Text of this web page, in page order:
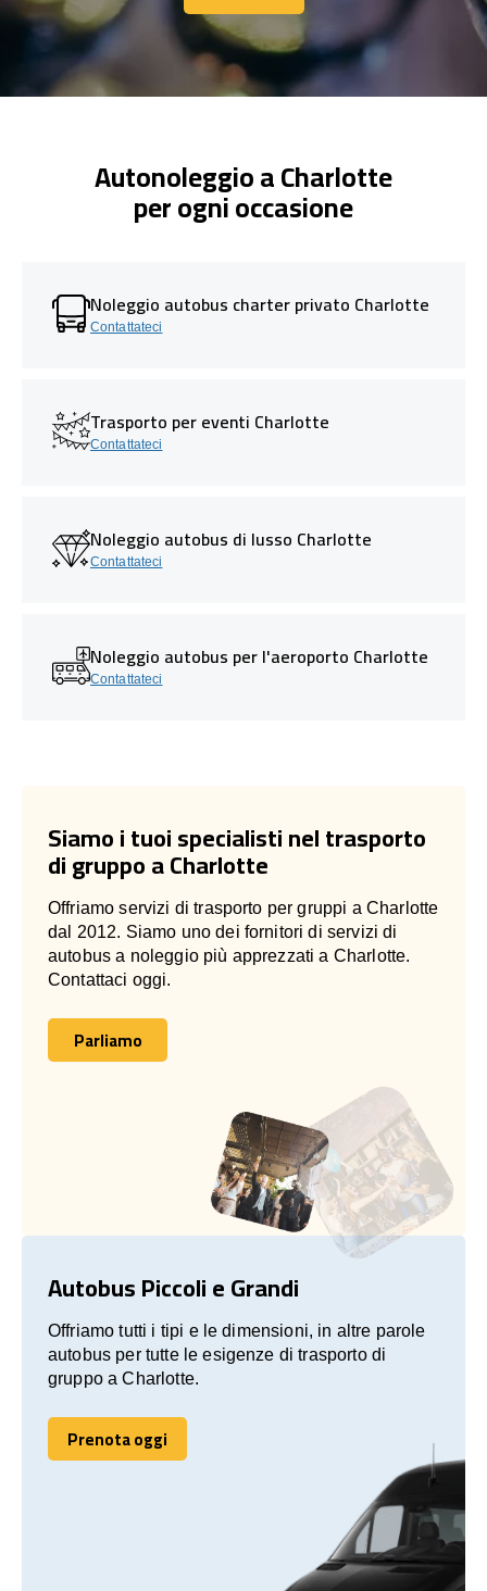
Contattaci
Autonoleggio a Charlotte
per ogni occasione
Noleggio autobus charter privato Charlotte
Contattateci
Trasporto per eventi Charlotte
Contattateci
Noleggio autobus di lusso Charlotte
Contattateci
Noleggio autobus per l'aeroporto Charlotte
Contattateci
Siamo i tuoi specialisti nel trasporto
di gruppo a Charlotte
Offriamo servizi di trasporto per gruppi a Charlotte
dal 2012. Siamo uno dei fornitori di servizi di
autobus a noleggio più apprezzati a Charlotte.
Contattaci oggi.
Parliamo
Parliamo
Autobus Piccoli e Grandi
Offriamo tutti i tipi e le dimensioni, in altre parole
autobus per tutte le esigenze di trasporto di
gruppo a Charlotte.
Prenota oggi
Prenota oggi